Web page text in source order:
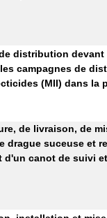
distribution
campagnes de
(MII) dans la
de livraison, de
drague suceuse et
d'un canot de suivi